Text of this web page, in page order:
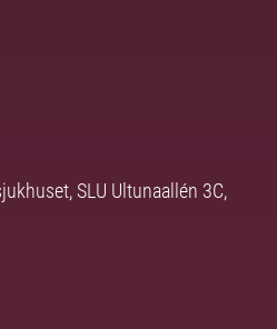
SLU Ultunaallén 3C,